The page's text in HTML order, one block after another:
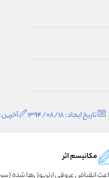
تاریخ ایجاد: 1394/08/18 آخرین
مکانیسم اثر